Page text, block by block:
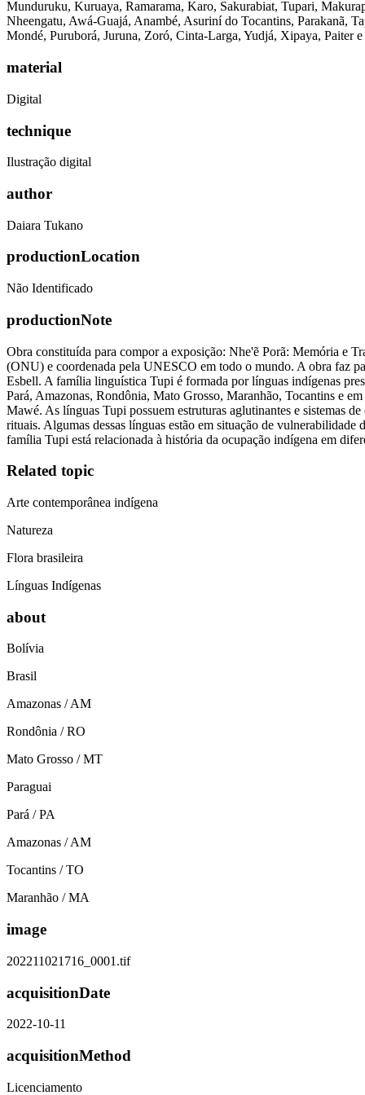
Munduruku, Kuruaya, Ramarama, Karo, Sakurabiat, Tupari,
Nheengatu, Awá-Guajá, Anambé, Asuriní do Tocantins, Parakanã,
Mondé, Puruborá, Juruna, Zoró, Cinta-Larga, Yudjá, Xipaya, Paiter
material
Digital
technique
Ilustração digital
author
Daiara Tukano
productionLocation
Não Identificado
productionNote
Obra constituída para compor a exposição: Nhe'ẽ Porã: Memória e
(ONU) e coordenada pela UNESCO em todo o mundo. A obra faz
Esbell. A família linguística Tupi é formada por línguas indígenas
Pará, Amazonas, Rondônia, Mato Grosso, Maranhão, Tocantins e
Mawé. As línguas Tupi possuem estruturas aglutinantes e sistemas
rituais. Algumas dessas línguas estão em situação de
família Tupi está relacionada à história da ocupação indígena em
Related topic
Arte contemporânea indígena
Natureza
Flora brasileira
Línguas Indígenas
about
Bolívia
Brasil
Amazonas / AM
Rondônia / RO
Mato Grosso / MT
Paraguai
Pará / PA
Amazonas / AM
Tocantins / TO
Maranhão / MA
image
202211021716_0001.tif
acquisitionDate
2022-10-11
acquisitionMethod
Licenciamento